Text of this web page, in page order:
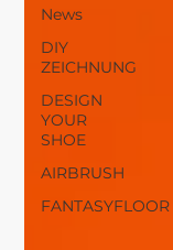
News
DIY
ZEICHNUNG
DESIGN
YOUR
SHOE
AIRBRUSH
FANTASYFLOOR